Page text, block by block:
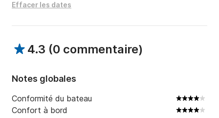
Effacer les dates
4.3 (0 commentaire)
Notes globales
Conformité du bateau
Confort à bord